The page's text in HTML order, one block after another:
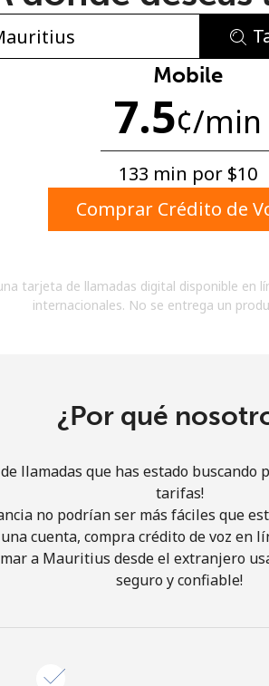
No se ha creado
Mínimo 8 caracteres
Una letra mayúscula y una minúscula
Un caracter especial
acuerdo con estos
Términos y
Únete
¡Hola!
Mobile
7.5¢/min
133 min por ⁦$10⁩
Comprar Crédito de
tarjeta de llamadas digital disponible en
internacionales. No se entrega un
¿Por qué
de llamadas que has estado
tarifas!
no podrían ser más fáciles que
cuenta, compra crédito de voz en
a Mauritius desde el extranjero
seguro y confiable!